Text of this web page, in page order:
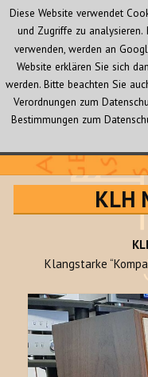
Audio Creativ
KLH
Klangstarke
Diese Website verwendet
und Zugriffe zu analysieren.
verwenden, werden an
Website erklären Sie sich
werden. Bitte beachten Sie
Verordnungen zum
Bestimmungen zum